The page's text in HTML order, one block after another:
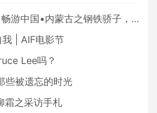
畅游中国•内蒙古之钢铁骄子，魅力包头
| AIF电影节
Lee吗？
些被遗忘的时光
霜之采访手札